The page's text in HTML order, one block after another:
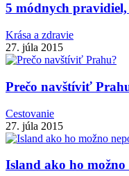
5 módnych
Krása a zdravie
27. júla 2015
Prečo navštíviť
Cestovanie
27. júla 2015
Island ako ho možno